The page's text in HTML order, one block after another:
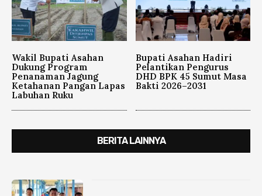
Wakil Bupati Asahan
Dukung Program
Penanaman Jagung
Ketahanan Pangan Lapas
Labuhan Ruku
Bupati Asahan Hadiri
Pelantikan Pengurus
DHD BPK 45 Sumut Masa
Bakti 2026–2031
BERITA LAINNYA